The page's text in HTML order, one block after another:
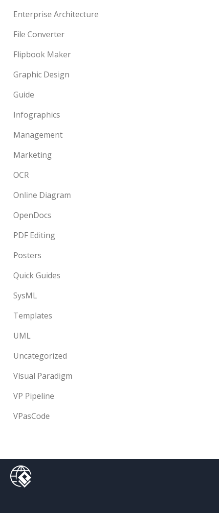
Enterprise Architecture
File Converter
Flipbook Maker
Graphic Design
Guide
Infographics
Management
Marketing
OCR
Online Diagram
OpenDocs
PDF Editing
Posters
Quick Guides
SysML
Templates
UML
Uncategorized
Visual Paradigm
VP Pipeline
VPasCode